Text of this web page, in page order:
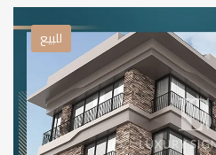
للبيع